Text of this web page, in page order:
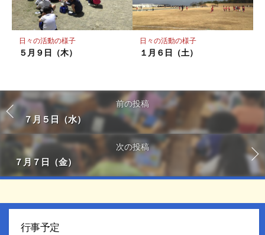
日々の活動の様子
５月９日（木）
日々の活動の様子
１月６日（土）
前の投稿
７月５日（水）
次の投稿
７月７日（金）
行事予定